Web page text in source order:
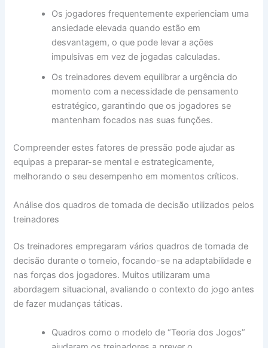
Os jogadores frequentemente experienciam uma
ansiedade elevada quando estão em
desvantagem, o que pode levar a ações
impulsivas em vez de jogadas calculadas.
Os treinadores devem equilibrar a urgência do
momento com a necessidade de pensamento
estratégico, garantindo que os jogadores se
mantenham focados nas suas funções.
Compreender estes fatores de pressão pode ajudar as
equipas a preparar-se mental e estrategicamente,
melhorando o seu desempenho em momentos críticos.
Análise dos quadros de tomada de decisão utilizados pelos
treinadores
Os treinadores empregaram vários quadros de tomada de
decisão durante o torneio, focando-se na adaptabilidade e
nas forças dos jogadores. Muitos utilizaram uma
abordagem situacional, avaliando o contexto do jogo antes
de fazer mudanças táticas.
Quadros como o modelo de “Teoria dos Jogos”